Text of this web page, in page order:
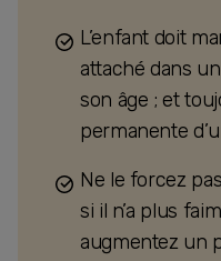
L’enfant doit
attaché dans
son âge ; et
permanente
Ne le forcez
si il n’a plus
augmentez un